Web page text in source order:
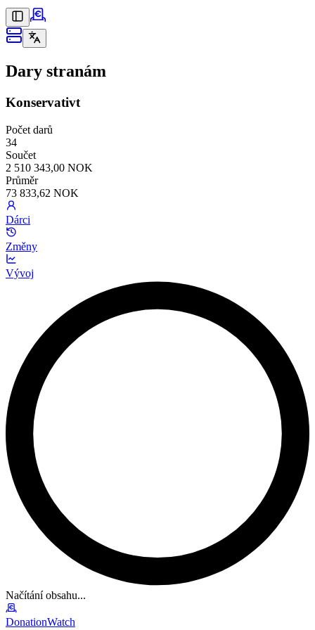
Dary stranám
Konservativt
Počet darů
34
Součet
2 510 343,00 NOK
Průměr
73 833,62 NOK
Dárci
Změny
Vývoj
Načítání obsahu...
DonationWatch